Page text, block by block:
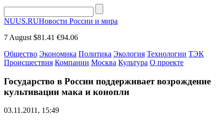
NUUS.RUНовости России и мира
7 August $81.41 €94.06
Общество Экономика Политика Экология Технологии ТЭК
Происшествия Компании Москва Культура О проекте
Государство в России поддерживает возрождение
культивации мака и конопли
03.11.2011, 15:49